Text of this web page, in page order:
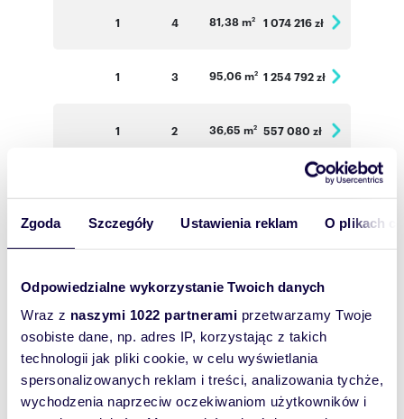
Zgoda Szczegóły Ustawienia reklam O plikach
Odpowiedzialne wykorzystanie Twoich danych
Wraz z naszymi 1022 partnerami przetwarzamy Twoje
osobiste dane, np. adres IP, korzystając z takich
technologii jak pliki cookie, w celu wyświetlania
spersonalizowanych reklam i treści, analizowania tychże,
wychodzenia naprzeciw oczekiwaniom użytkowników i
1 4 81,38 m2 1 074 216 zł
1 3 95,06 m2 1 254 792 zł
1 2 36,65 m2 557 080 zł
2 2 33,86 m 5 021 444 zł
2 2 34,52 m2 531 608 zł
2 3 66,83 m 935 620 zł